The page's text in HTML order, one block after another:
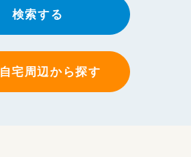
検索する
自宅周辺から探す